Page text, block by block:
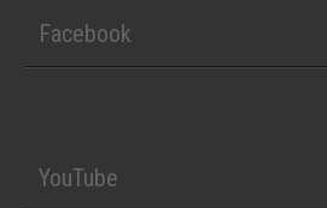
Facebook
YouTube